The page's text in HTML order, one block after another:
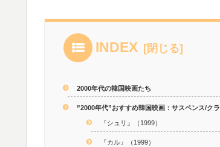
INDEX
2000年代の韓国映画たち
”2000年代”おすすめ韓国映画：サスペンス/ク
『シュリ』（1999）
『カル』（1999）